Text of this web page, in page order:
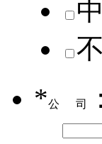
*公司 ：